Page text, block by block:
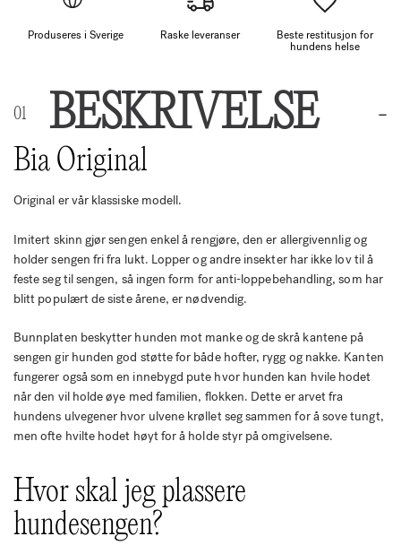
Produseres i Sverige Raske leveranser
Beste restitusjon for
hundens helse
BESKRIVELSE
Bia Original
Original er vår klassiske modell.
Imitert skinn gjør sengen enkel å rengjøre, den er allergivennlig og
holder sengen fri fra lukt. Lopper og andre insekter har ikke lov til å
feste seg til sengen, så ingen form for anti-loppebehandling, som har
blitt populært de siste årene, er nødvendig.
Bunnplaten beskytter hunden mot manke og de skrå kantene på
sengen gir hunden god støtte for både hofter, rygg og nakke. Kanten
fungerer også som en innebygd pute hvor hunden kan hvile hodet
når den vil holde øye med familien, flokken. Dette er arvet fra
hundens ulvegener hvor ulvene krøllet seg sammen for å sove tungt,
men ofte hvilte hodet høyt for å holde styr på omgivelsene.
Hvor skal jeg plassere
hundesengen?